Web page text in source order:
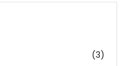
(3)